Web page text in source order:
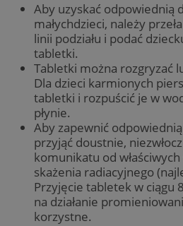
Aby uzyskać odpowiednią
małychdzieci, należy
linii podziału i podać
tabletki.
Tabletki można rozgryzać
Dla dzieci karmionych
tabletki i rozpuścić je w
płynie.
Aby zapewnić
przyjąć doustnie,
komunikatu od
skażenia radiacyjnego
Przyjęcie tabletek w ciągu
na działanie
korzystne.